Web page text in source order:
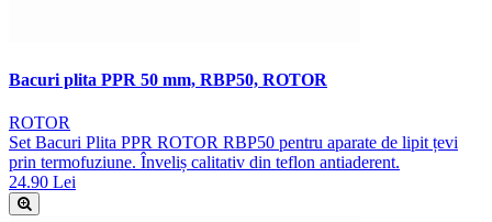
Bacuri plita PPR 50 mm, RBP50, ROTOR
ROTOR
Set Bacuri Plita PPR ROTOR RBP50 pentru aparate de lipit țevi
prin termofuziune. Înveliș calitativ din teflon antiaderent.
24.90 Lei